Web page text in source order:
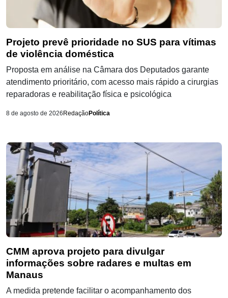
Projeto prevê prioridade no SUS para vítimas
de violência doméstica
Proposta em análise na Câmara dos Deputados garante
atendimento prioritário, com acesso mais rápido a cirurgias
reparadoras e reabilitação física e psicológica
8 de agosto de 2026 RedaçãoPolítica
CMM aprova projeto para divulgar
informações sobre radares e multas em
Manaus
A medida pretende facilitar o acompanhamento dos